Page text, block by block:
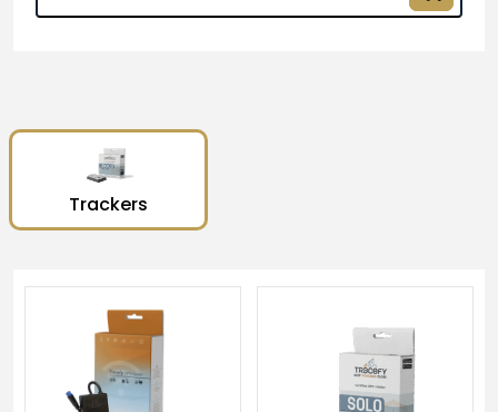
Trackers